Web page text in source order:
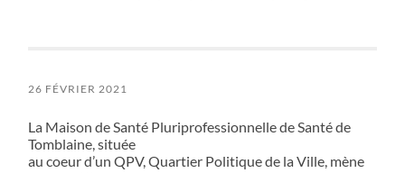
26 FÉVRIER 2021
La Maison de Santé Pluriprofessionnelle de Santé de
Tomblaine, située
au coeur d’un QPV, Quartier Politique de la Ville, mène